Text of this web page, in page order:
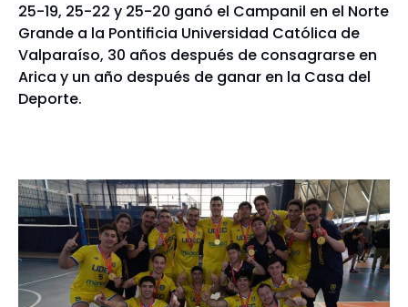
25-19, 25-22 y 25-20 ganó el Campanil en el Norte
Grande a la Pontificia Universidad Católica de
Valparaíso, 30 años después de consagrarse en
Arica y un año después de ganar en la Casa del
Deporte.